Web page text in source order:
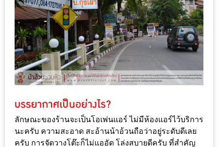
เด็ด
จาก
ANNA
FARM
ที่
เอาชนะ
ใจ
กรรมการ
จาก
THE
DISH
ลักษณะของร้านจะเป็นโอเพ่นแอร์ ไม่มีห้องแอร์ไว้บริการ
นะครับ ความสะอาด สะอ้านน้าอ้วนถือว่าอยู่ระดับดีเลย
ครับ การจัดวางโต๊ะก็ไม่แออัด โล่งสบายดีครับ ที่สำคัญ